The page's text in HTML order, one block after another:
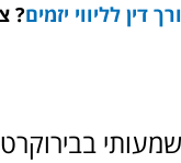
דין לליווי יזמים?